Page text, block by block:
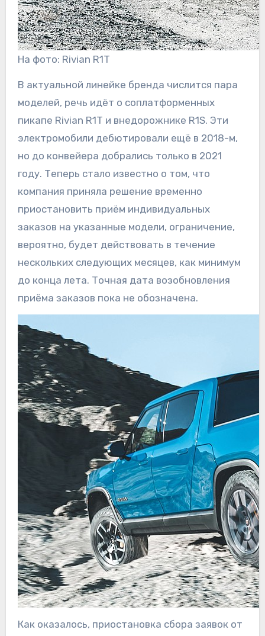
На фото: Rivian R1T
В актуальной линейке бренда числится пара
моделей, речь идёт о соплатформенных
пикапе Rivian R1T и внедорожнике R1S. Эти
электромобили дебютировали ещё в 2018-м,
но до конвейера добрались только в 2021
году. Теперь стало известно о том, что
компания приняла решение временно
приостановить приём индивидуальных
заказов на указанные модели, ограничение,
вероятно, будет действовать в течение
нескольких следующих месяцев, как минимум
до конца лета. Точная дата возобновления
приёма заказов пока не обозначена.
Как оказалось, приостановка сбора заявок от